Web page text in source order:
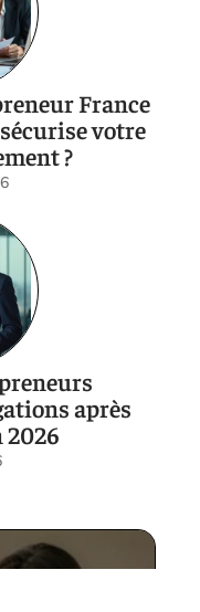
France
votre
?
après
2026